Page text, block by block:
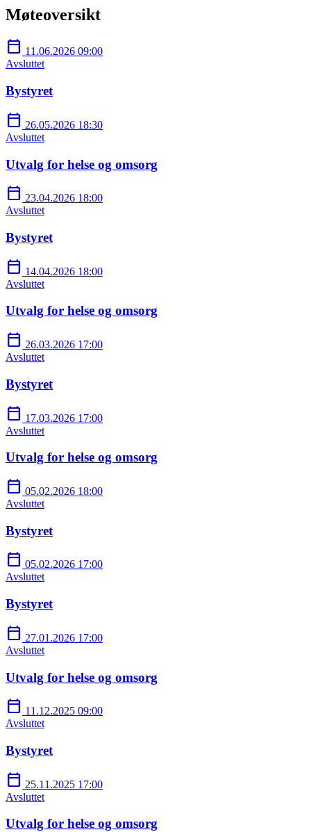
Møteoversikt
calendar_today 11.06.2026 09:00
Avsluttet
Bystyret
calendar_today 26.05.2026 18:30
Avsluttet
Utvalg for helse og omsorg
calendar_today 23.04.2026 18:00
Avsluttet
Bystyret
calendar_today 14.04.2026 18:00
Avsluttet
Utvalg for helse og omsorg
calendar_today 26.03.2026 17:00
Avsluttet
Bystyret
calendar_today 17.03.2026 17:00
Avsluttet
Utvalg for helse og omsorg
calendar_today 05.02.2026 18:00
Avsluttet
Bystyret
calendar_today 05.02.2026 17:00
Avsluttet
Bystyret
calendar_today 27.01.2026 17:00
Avsluttet
Utvalg for helse og omsorg
calendar_today 11.12.2025 09:00
Avsluttet
Bystyret
calendar_today 25.11.2025 17:00
Avsluttet
Utvalg for helse og omsorg